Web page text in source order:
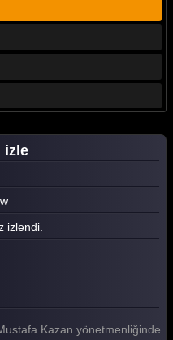
izle
izlendi.
Kazan yönetmenliğinde